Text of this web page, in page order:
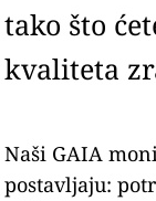
tako što
kvaliteta
Naši GAIA
postavljaju: